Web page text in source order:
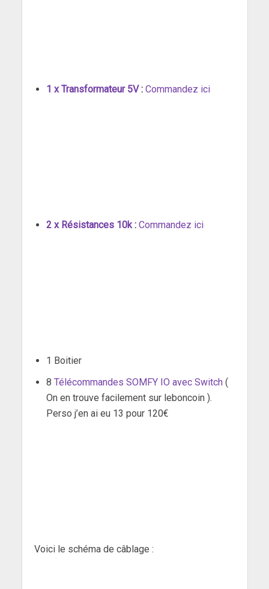
1 x Transformateur 5V: Commandez ici
2 x Résistances 10k: Commandez ici
1 Boitier
8 Télécommandes SOMFY IO avec Switch(
On en trouve facilement sur leboncoin ).
Perso j’en ai eu 13 pour 120€
Voici le schéma de câblage :